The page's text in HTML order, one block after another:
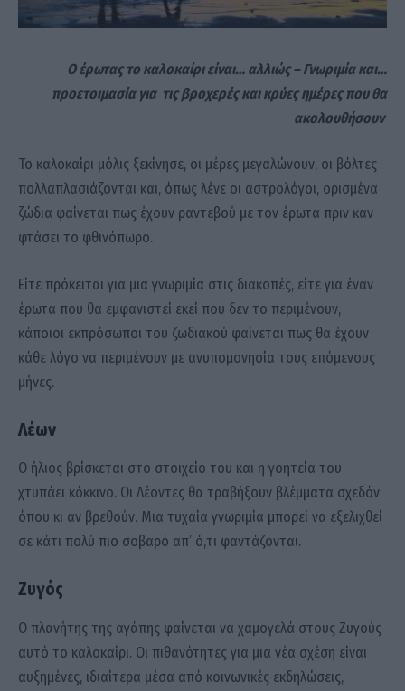
Ο έρωτας το καλοκαίρι είναι… αλλιώς – Γνωριμία και…
προετοιμασία για τις βροχερές και κρύες ημέρες που θα
ακολουθήσουν
Το καλοκαίρι μόλις ξεκίνησε, οι μέρες μεγαλώνουν, οι βόλτες
πολλαπλασιάζονται και, όπως λένε οι αστρολόγοι, ορισμένα
ζώδια φαίνεται πως έχουν ραντεβού με τον έρωτα πριν καν
φτάσει το φθινόπωρο.
Είτε πρόκειται για μια γνωριμία στις διακοπές, είτε για έναν
έρωτα που θα εμφανιστεί εκεί που δεν το περιμένουν,
κάποιοι εκπρόσωποι του ζωδιακού φαίνεται πως θα έχουν
κάθε λόγο να περιμένουν με ανυπομονησία τους επόμενους
μήνες.
Λέων
Ο ήλιος βρίσκεται στο στοιχείο του και η γοητεία του
χτυπάει κόκκινο. Οι Λέοντες θα τραβήξουν βλέμματα σχεδόν
όπου κι αν βρεθούν. Μια τυχαία γνωριμία μπορεί να εξελιχθεί
σε κάτι πολύ πιο σοβαρό απ’ ό,τι φαντάζονται.
Ζυγός
Ο πλανήτης της αγάπης φαίνεται να χαμογελά στους Ζυγούς
αυτό το καλοκαίρι. Οι πιθανότητες για μια νέα σχέση είναι
αυξημένες, ιδιαίτερα μέσα από κοινωνικές εκδηλώσεις,